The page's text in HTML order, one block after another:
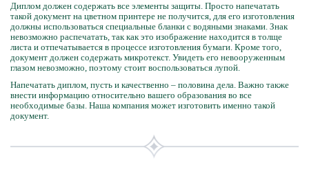
Диплом должен содержать все элементы защиты. Просто напечатать
такой документ на цветном принтере не получится, для его изготовления
должны использоваться специальные бланки с водяными знаками. Знак
невозможно распечатать, так как это изображение находится в толще
листа и отпечатывается в процессе изготовления бумаги. Кроме того,
документ должен содержать микротекст. Увидеть его невооруженным
глазом невозможно, поэтому стоит воспользоваться лупой.
Напечатать диплом, пусть и качественно – половина дела. Важно также
внести информацию относительно вашего образования во все
необходимые базы. Наша компания может изготовить именно такой
документ.